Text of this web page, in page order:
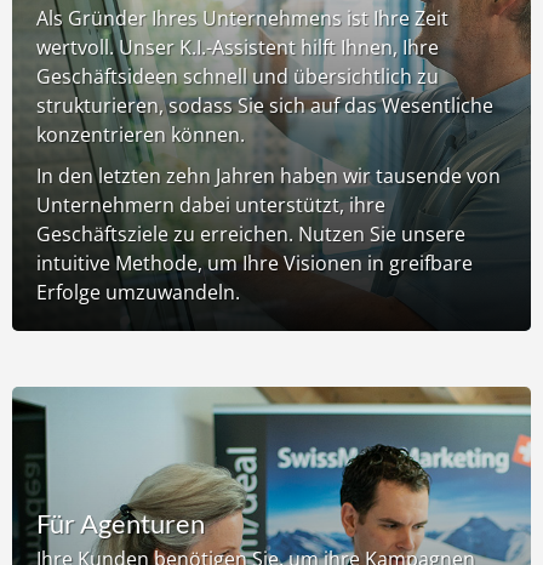
Als Gründer Ihres Unternehmens ist Ihre Zeit
wertvoll. Unser K.I.-Assistent hilft Ihnen, Ihre
Geschäftsideen schnell und übersichtlich zu
strukturieren, sodass Sie sich auf das Wesentliche
konzentrieren können.
In den letzten zehn Jahren haben wir tausende von
Unternehmern dabei unterstützt, ihre
Geschäftsziele zu erreichen. Nutzen Sie unsere
intuitive Methode, um Ihre Visionen in greifbare
Erfolge umzuwandeln.
Für Agenturen
Ihre Kunden benötigen Sie, um ihre Kampagnen